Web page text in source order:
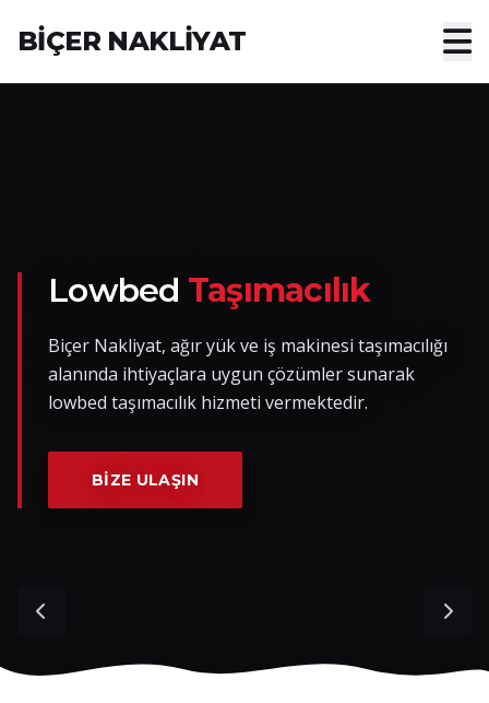
BİÇER NAKLİYAT
Nakliye Yük İlanları
İletişim
Lowbed Taşımacılık
Biçer Nakliyat, ağır yük ve iş makinesi taşımacılığı
alanında ihtiyaçlara uygun çözümler sunarak
lowbed taşımacılık hizmeti vermektedir.
BIZE ULAŞIN